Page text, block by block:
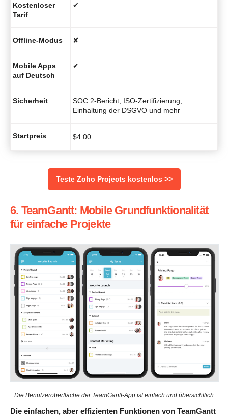
Kostenloser
Tarif
✔
Offline-Modus ✘
Mobile Apps
auf Deutsch
✔
Sicherheit
SOC 2-Bericht, ISO-Zertifizierung,
Einhaltung der DSGVO und mehr
Startpreis $4.00
Teste Zoho Projects kostenlos >>
6. TeamGantt: Mobile Grundfunktionalität
für einfache Projekte
Die Benutzeroberfläche der TeamGantt-App ist einfach und übersichtlich
Die einfachen, aber effizienten Funktionen von TeamGantt